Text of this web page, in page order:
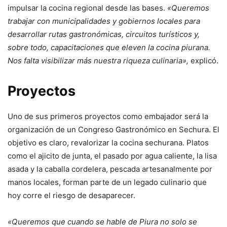
impulsar la cocina regional desde las bases. «Queremos
trabajar con municipalidades y gobiernos locales para
desarrollar rutas gastronómicas, circuitos turísticos y,
sobre todo, capacitaciones que eleven la cocina piurana.
Nos falta visibilizar más nuestra riqueza culinaria», explicó.
Proyectos
Uno de sus primeros proyectos como embajador será la
organización de un Congreso Gastronómico en Sechura. El
objetivo es claro, revalorizar la cocina sechurana. Platos
como el ajicito de junta, el pasado por agua caliente, la lisa
asada y la caballa cordelera, pescada artesanalmente por
manos locales, forman parte de un legado culinario que
hoy corre el riesgo de desaparecer.
«Queremos que cuando se hable de Piura no solo se